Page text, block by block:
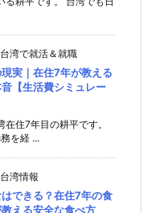
台湾で就活＆就職
実｜在住7年が教える
【生活費シミュレー
在住7年目の耕平です。
を経 ...
台湾情報
できる？在住7年の食
える安全な食べ方